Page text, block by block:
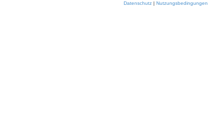
Datenschutz | Nutzungsbedingungen